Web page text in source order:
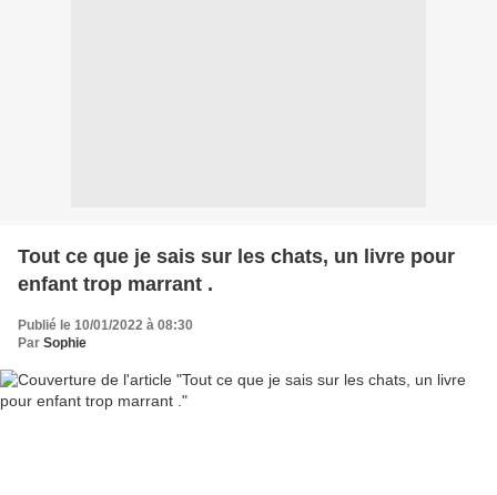
Tout ce que je sais sur les chats, un livre pour
enfant trop marrant .
Publié le 10/01/2022 à 08:30
Par Sophie